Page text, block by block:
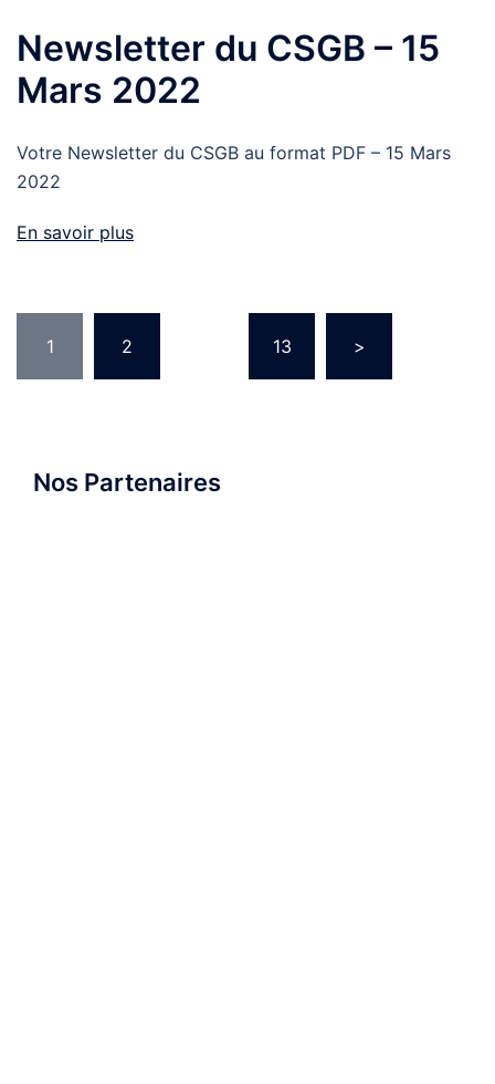
Newsletter du CSGB – 15
Mars 2022
Votre Newsletter du CSGB au format PDF – 15 Mars
2022
En savoir plus
des
publications
1 2 13 >
Nos Partenaires